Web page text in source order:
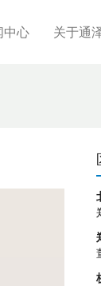
中心 关于通